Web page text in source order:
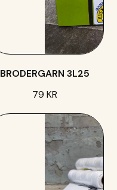
BRODERGARN 3L25
79 KR